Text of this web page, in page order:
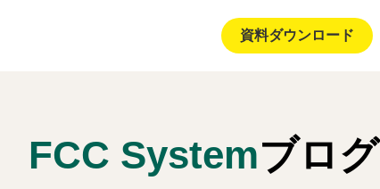
資料ダウンロード
FCC Systemブログ